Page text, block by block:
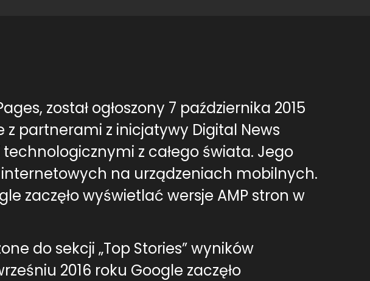
został ogłoszony 7 października 2015
z partnerami z inicjatywy Digital News
z całego świata. Jego
na urządzeniach mobilnych.
zaczęło wyświetlać wersje AMP stron w
do sekcji „Top Stories” wyników
2016 roku Google zaczęło